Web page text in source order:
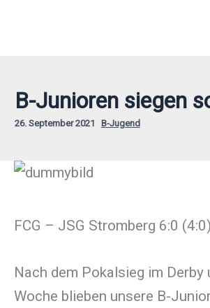
B-Junioren siegen
26. September 2021 B-Jugend
FCG – JSG Stromberg 6:0 (4:0)
Nach dem Pokalsieg im Derby
Woche blieben unsere B-